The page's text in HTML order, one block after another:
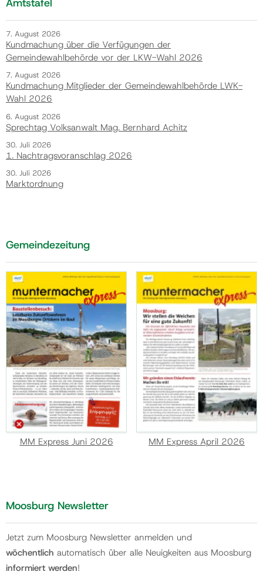
Amtstafel
7. August 2026
Kundmachung über die Verfügungen der
Gemeindewahlbehörde vor der LKW-Wahl 2026
7. August 2026
Kundmachung Mitglieder der Gemeindewahlbehörde LWK-
Wahl 2026
6. August 2026
Sprechtag Volksanwalt Mag. Bernhard Achitz
30. Juli 2026
1. Nachtragsvoranschlag 2026
30. Juli 2026
Marktordnung
Gemeindezeitung
MM Express Juni 2026 MM Express April 2026
Moosburg Newsletter
Jetzt zum Moosburg Newsletter anmelden und
wöchentlich automatisch über alle Neuigkeiten aus Moosburg
informiert werden!